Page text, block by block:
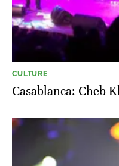
CULTURE
Casablanca: Cheb